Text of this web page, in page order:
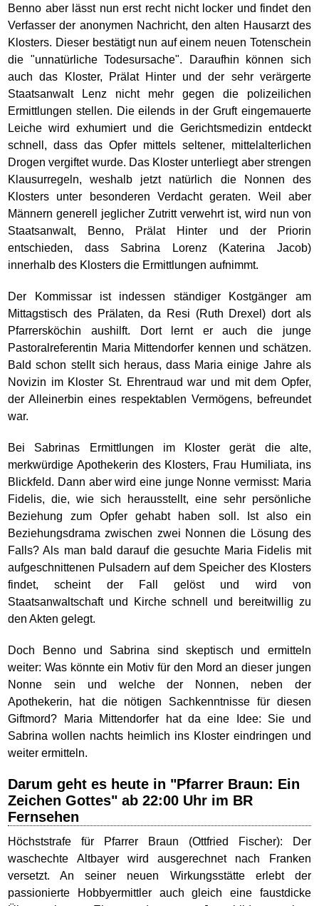
Benno aber lässt nun erst recht nicht locker und findet den
Verfasser der anonymen Nachricht, den alten Hausarzt des
Klosters. Dieser bestätigt nun auf einem neuen Totenschein
die "unnatürliche Todesursache". Daraufhin können sich
auch das Kloster, Prälat Hinter und der sehr verärgerte
Staatsanwalt Lenz nicht mehr gegen die polizeilichen
Ermittlungen stellen. Die eilends in der Gruft eingemauerte
Leiche wird exhumiert und die Gerichtsmedizin entdeckt
schnell, dass das Opfer mittels seltener, mittelalterlichen
Drogen vergiftet wurde. Das Kloster unterliegt aber strengen
Klausurregeln, weshalb jetzt natürlich die Nonnen des
Klosters unter besonderen Verdacht geraten. Weil aber
Männern generell jeglicher Zutritt verwehrt ist, wird nun von
Staatsanwalt, Benno, Prälat Hinter und der Priorin
entschieden, dass Sabrina Lorenz (Katerina Jacob)
innerhalb des Klosters die Ermittlungen aufnimmt.
Der Kommissar ist indessen ständiger Kostgänger am
Mittagstisch des Prälaten, da Resi (Ruth Drexel) dort als
Pfarrersköchin aushilft. Dort lernt er auch die junge
Pastoralreferentin Maria Mittendorfer kennen und schätzen.
Bald schon stellt sich heraus, dass Maria einige Jahre als
Novizin im Kloster St. Ehrentraud war und mit dem Opfer,
der Alleinerbin eines respektablen Vermögens, befreundet
war.
Bei Sabrinas Ermittlungen im Kloster gerät die alte,
merkwürdige Apothekerin des Klosters, Frau Humiliata, ins
Blickfeld. Dann aber wird eine junge Nonne vermisst: Maria
Fidelis, die, wie sich herausstellt, eine sehr persönliche
Beziehung zum Opfer gehabt haben soll. Ist also ein
Beziehungsdrama zwischen zwei Nonnen die Lösung des
Falls? Als man bald darauf die gesuchte Maria Fidelis mit
aufgeschnittenen Pulsadern auf dem Speicher des Klosters
findet, scheint der Fall gelöst und wird von
Staatsanwaltschaft und Kirche schnell und bereitwillig zu
den Akten gelegt.
Doch Benno und Sabrina sind skeptisch und ermitteln
weiter: Was könnte ein Motiv für den Mord an dieser jungen
Nonne sein und welche der Nonnen, neben der
Apothekerin, hat die nötigen Sachkenntnisse für diesen
Giftmord? Maria Mittendorfer hat da eine Idee: Sie und
Sabrina wollen nachts heimlich ins Kloster eindringen und
weiter ermitteln.
Darum geht es heute in "Pfarrer Braun: Ein
Zeichen Gottes" ab 22:00 Uhr im BR
Fernsehen
Höchststrafe für Pfarrer Braun (Ottfried Fischer): Der
waschechte Altbayer wird ausgerechnet nach Franken
versetzt. An seiner neuen Wirkungsstätte erlebt der
passionierte Hobbyermittler auch gleich eine faustdicke